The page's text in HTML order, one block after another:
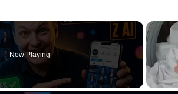
Now Playing